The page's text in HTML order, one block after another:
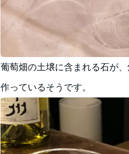
葡萄畑の土壌に含まれる石が
作っているそうです。